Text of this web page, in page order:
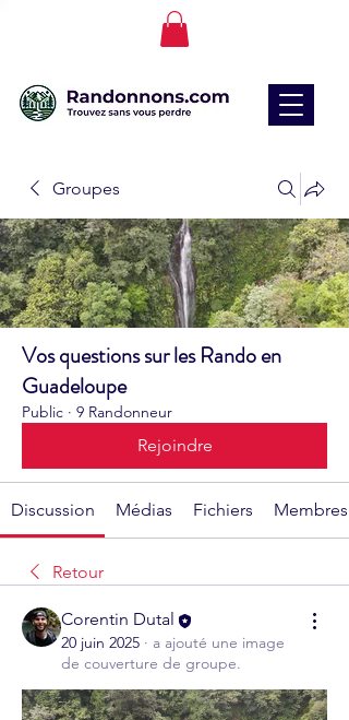
Groupes
Vos questions sur les Rando en
Guadeloupe
Public · 9 Randonneur
Rejoindre
Discussion Médias Fichiers Membres
Retour
Corentin Dutal
20 juin 2025 · a ajouté une image
de couverture de groupe.